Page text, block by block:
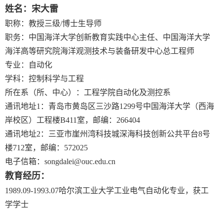
姓名：宋大雷
职称：教授三级/博士生导师
职务：中国海洋大学创新教育实践中心主任、中国海洋大学
海洋高等研究院海洋观测技术与装备研发中心总工程师
专业：自动化
学科：控制科学与工程
所在系（所、中心）：工程学院自动化及测控系
通讯地址1 ：青岛市黄岛区三沙路1299号中国海洋大学（西海
岸校区）工程楼B411 室，邮编： 266404
通讯地址2 ：三亚市崖州湾科技城深海科技创新公共平台8号
楼712室，邮编： 572025
电子信箱： songdalei@ouc.edu.cn
教育经历 ：
1989.09-1993.07哈尔滨工业大学工业电气自动化专业，获工
学学士